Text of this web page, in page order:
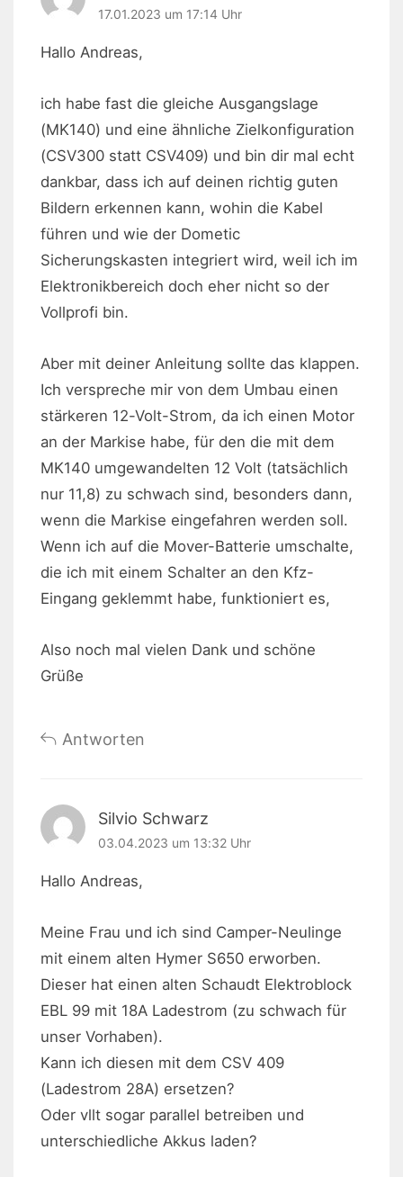
17.01.2023 um 17:14 Uhr
Hallo Andreas,
ich habe fast die gleiche Ausgangslage
(MK140) und eine ähnliche Zielkonfiguration
(CSV300 statt CSV409) und bin dir mal echt
dankbar, dass ich auf deinen richtig guten
Bildern erkennen kann, wohin die Kabel
führen und wie der Dometic
Sicherungskasten integriert wird, weil ich im
Elektronikbereich doch eher nicht so der
Vollprofi bin.
Aber mit deiner Anleitung sollte das klappen.
Ich verspreche mir von dem Umbau einen
stärkeren 12-Volt-Strom, da ich einen Motor
an der Markise habe, für den die mit dem
MK140 umgewandelten 12 Volt (tatsächlich
nur 11,8) zu schwach sind, besonders dann,
wenn die Markise eingefahren werden soll.
Wenn ich auf die Mover-Batterie umschalte,
die ich mit einem Schalter an den Kfz-
Eingang geklemmt habe, funktioniert es,
Also noch mal vielen Dank und schöne
Grüße
Antworten
Silvio Schwarz
03.04.2023 um 13:32 Uhr
Hallo Andreas,
Meine Frau und ich sind Camper-Neulinge
mit einem alten Hymer S650 erworben.
Dieser hat einen alten Schaudt Elektroblock
EBL 99 mit 18A Ladestrom (zu schwach für
unser Vorhaben).
Kann ich diesen mit dem CSV 409
(Ladestrom 28A) ersetzen?
Oder vllt sogar parallel betreiben und
unterschiedliche Akkus laden?